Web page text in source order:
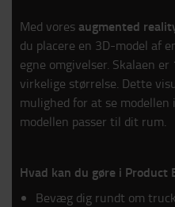
Med vores augmented
du placere en 3D-model af
egne omgivelser. Skalaen
virkelige størrelse. Dette
mulighed for at se
modellen passer til dit rum.
Hvad kan du gøre i Product
Bevæg dig rundt om